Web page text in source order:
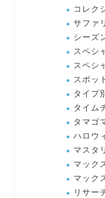
コレク
サファ
シーズ
スペシ
スペシ
スポッ
タイプ
タイム
タマゴ
ハロウ
マスタ
マック
マック
リサー